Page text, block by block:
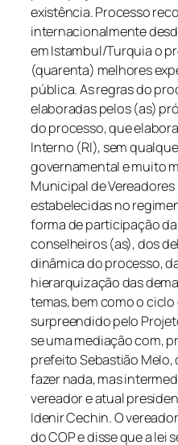
existência. Processo
internacionalmente
em Istambul/Turquia o
(quarenta) melhores
pública.As regras do
elaboradas pelos (as)
do processo, que
Interno (RI), sem
governamental e muito
Municipal de Vereadores
estabelecidas no
forma de participação
conselheiros (as), dos
dinâmica do processo,
hierarquização das
temas, bem como o ciclo
surpreendido pelo
se uma mediação com,
prefeito Sebastião Melo,
fazer nada, mas
vereador e atual
Idenir Cechin. O
do COP e disse que a lei